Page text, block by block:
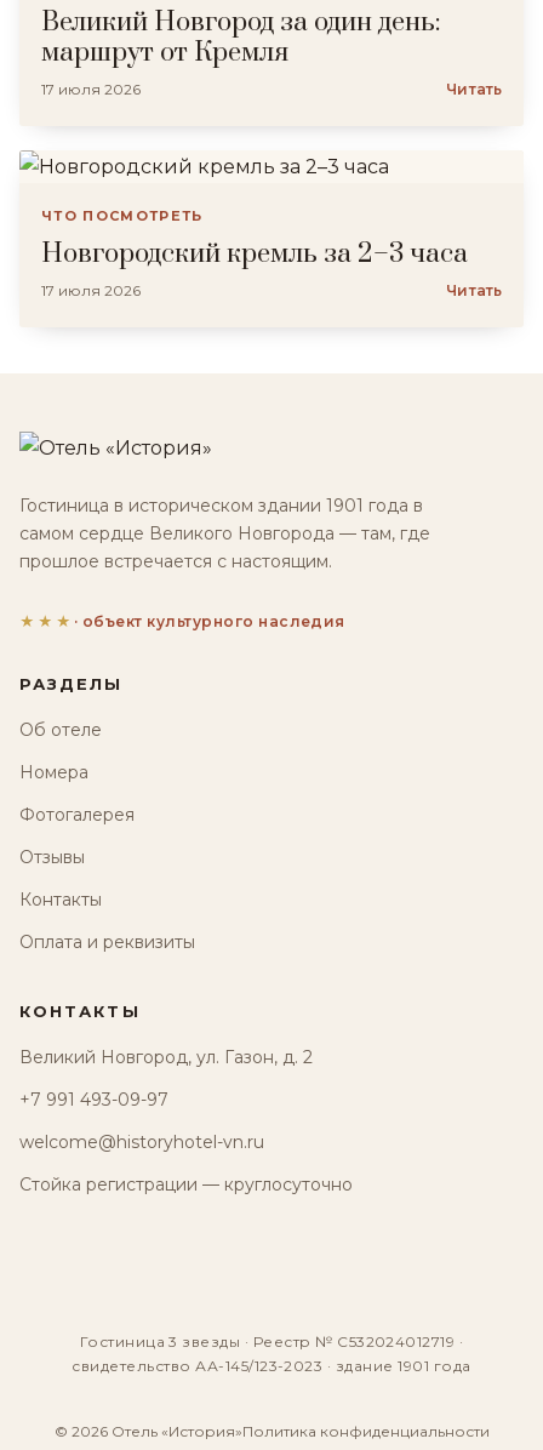
Великий Новгород за один день:
маршрут от Кремля
17 июля 2026 Читать
ЧТО ПОСМОТРЕТЬ
Новгородский кремль за 2–3 часа
17 июля 2026 Читать
Гостиница в историческом здании 1901 года в
самом сердце Великого Новгорода — там, где
прошлое встречается с настоящим.
★★★ · объект культурного наследия
РАЗДЕЛЫ
Об отеле
Номера
Фотогалерея
Отзывы
Контакты
Оплата и реквизиты
КОНТАКТЫ
Великий Новгород, ул. Газон, д. 2
+7 991 493-09-97
welcome@historyhotel-vn.ru
Стойка регистрации — круглосуточно
Гостиница 3 звезды · Реестр № С532024012719 ·
свидетельство АА-145/123-2023 · здание 1901 года
© 2026 Отель «История»Политика конфиденциальности